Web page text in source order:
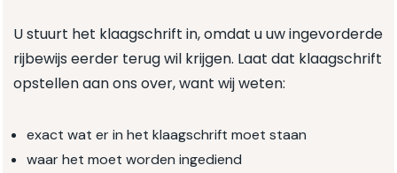
U stuurt het klaagschrift in, omdat u uw ingevorderde
rijbewijs eerder terug wil krijgen. Laat dat klaagschrift
opstellen aan ons over, want wij weten:
exact wat er in het klaagschrift moet staan
waar het moet worden ingediend